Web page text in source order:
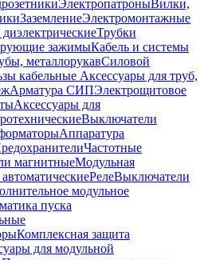
ЭлектропатроныВилки,
ЗаземлениеЭлектромонтажные
Трубки
зажимыКабель и системы
металлорукавСиловой
кабельные Аксессуары для труб,
Арматура СИПЭлектрощитовое
Аксессуары для
Выключатели
Аппаратура
Частотные
магнитныеМодульная
РелеВыключатели
модульное
пуска
Комплексная защита
для модульной